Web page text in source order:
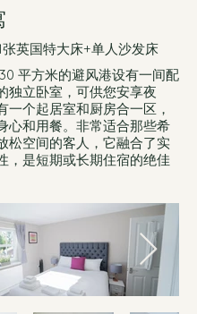
英国特大床+单人沙发床
平方米的避风港设有一间配
独立卧室，可供您安享夜
一个起居室和厨房合一区，
心和用餐。非常适合那些希
松空间的客人，它融合了实
，是短期或长期住宿的绝佳